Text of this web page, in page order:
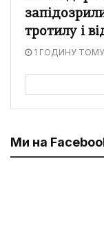
тротилу і
1 ГОДИНУ ТОМУ
Ми на